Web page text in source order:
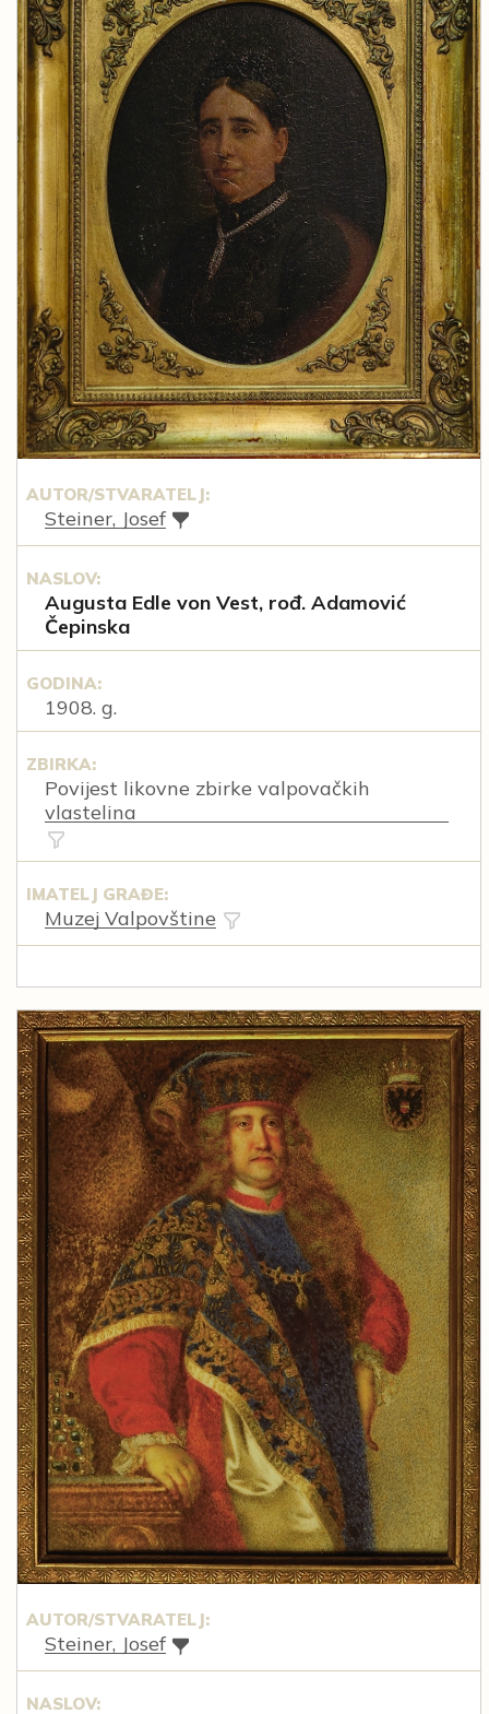
AUTOR/STVARATELJ:
Steiner, Josef
NASLOV:
Augusta Edle von Vest, rođ. Adamović
Čepinska
GODINA:
1908. g.
ZBIRKA:
Povijest likovne zbirke valpovačkih
vlastelina
IMATELJ GRAĐE:
Muzej Valpovštine
AUTOR/STVARATELJ:
Steiner, Josef
NASLOV: